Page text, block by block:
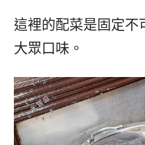
這裡的配菜是固定不
大眾口味。